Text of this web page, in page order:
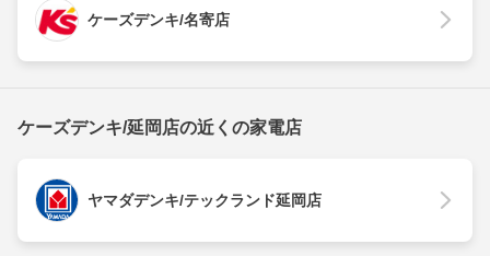
ケーズデンキ/名寄店
ケーズデンキ/延岡店の近くの家電店
ヤマダデンキ/テックランド延岡店